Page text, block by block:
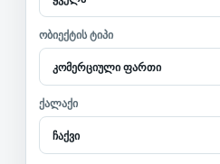
ობიექტის ტიპი
ქალაქი